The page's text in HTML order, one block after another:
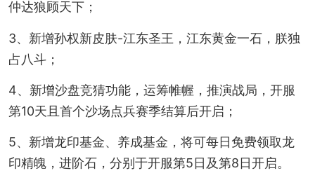
仲达狼顾天下；
3、新增孙权新皮肤-江东圣王，江东黄金一石，朕独
占八斗；
4、新增沙盘竞猜功能，运筹帷幄，推演战局，开服
第10天且首个沙场点兵赛季结算后开启；
5、新增龙印基金、养成基金，将可每日免费领取龙
印精魄，进阶石，分别于开服第5日及第8日开启。